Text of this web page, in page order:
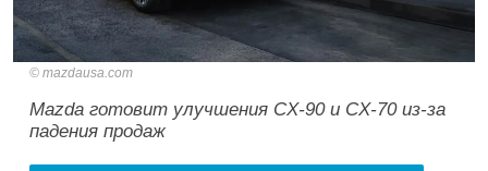
mazdausa.com
Mazda готовит улучшения CX-90 и CX-70 из-за
падения продаж